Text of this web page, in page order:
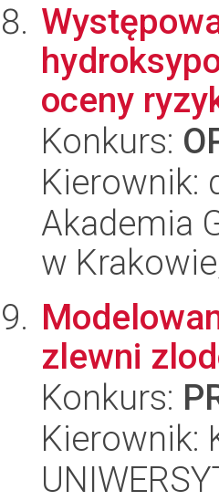
oceny
Konkurs:
Kierownik:
Akademia
w
zlewni
Konkurs:
Kierownik: